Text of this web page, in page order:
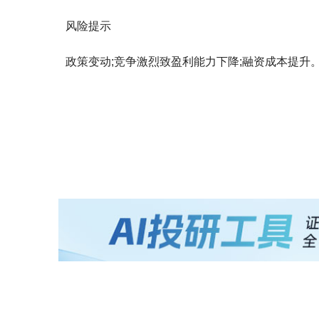
风险提示
政策变动;竞争激烈致盈利能力下降;融资成本提升